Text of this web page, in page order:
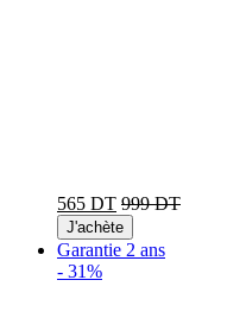
565 DT 999 DT
J'achète
Garantie 2 ans
- 31%